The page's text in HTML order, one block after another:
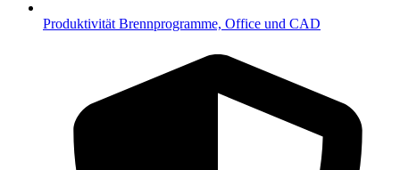
Produktivität Brennprogramme, Office und CAD